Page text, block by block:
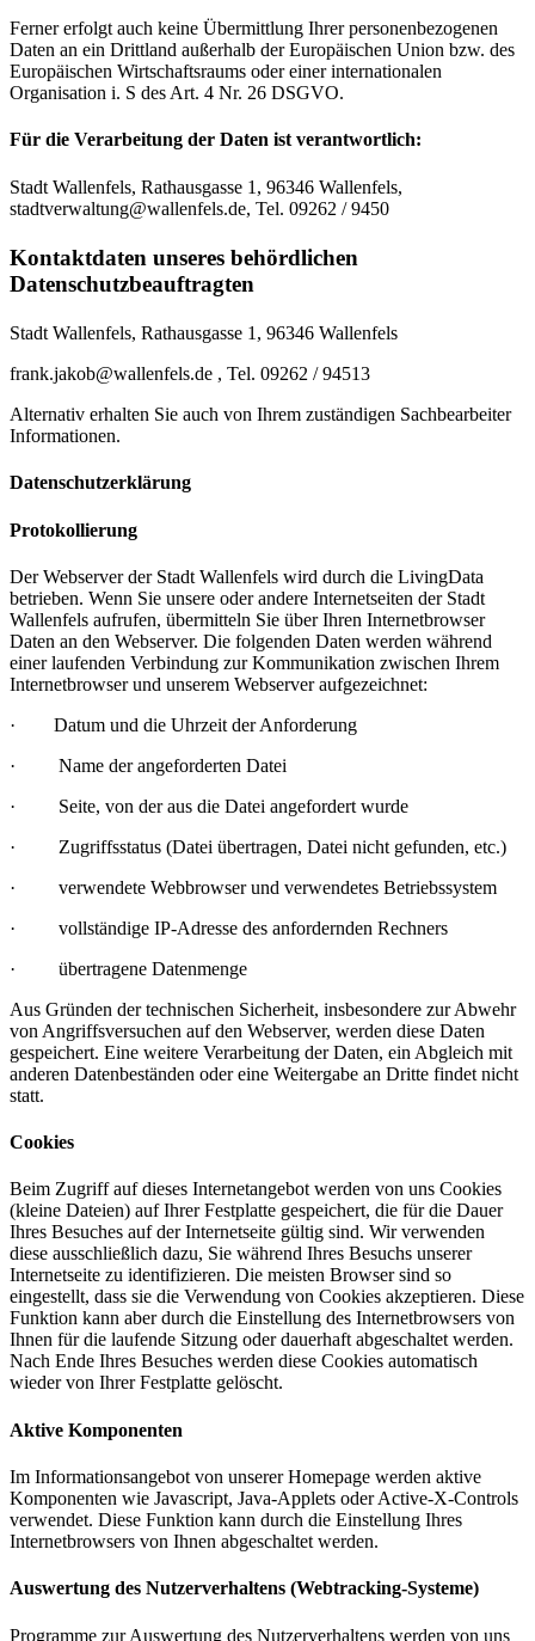
Ferner erfolgt auch keine Übermittlung Ihrer personenbezogenen
Daten an ein Drittland außerhalb der Europäischen Union bzw. des
Europäischen Wirtschaftsraums oder einer internationalen
Organisation i. S des Art. 4 Nr. 26 DSGVO.
Für die Verarbeitung der Daten ist verantwortlich:
Stadt Wallenfels, Rathausgasse 1, 96346 Wallenfels,
stadtverwaltung@wallenfels.de, Tel. 09262 / 9450
Kontaktdaten unseres behördlichen
Datenschutzbeauftragten
Stadt Wallenfels, Rathausgasse 1, 96346 Wallenfels
frank.jakob@wallenfels.de , Tel. 09262 / 94513
Alternativ erhalten Sie auch von Ihrem zuständigen Sachbearbeiter
Informationen.
Datenschutzerklärung
Protokollierung
Der Webserver der Stadt Wallenfels wird durch die LivingData
betrieben. Wenn Sie unsere oder andere Internetseiten der Stadt
Wallenfels aufrufen, übermitteln Sie über Ihren Internetbrowser
Daten an den Webserver. Die folgenden Daten werden während
einer laufenden Verbindung zur Kommunikation zwischen Ihrem
Internetbrowser und unserem Webserver aufgezeichnet:
· Datum und die Uhrzeit der Anforderung
· Name der angeforderten Datei
· Seite, von der aus die Datei angefordert wurde
· Zugriffsstatus (Datei übertragen, Datei nicht gefunden, etc.)
· verwendete Webbrowser und verwendetes Betriebssystem
· vollständige IP-Adresse des anfordernden Rechners
· übertragene Datenmenge
Aus Gründen der technischen Sicherheit, insbesondere zur Abwehr
von Angriffsversuchen auf den Webserver, werden diese Daten
gespeichert. Eine weitere Verarbeitung der Daten, ein Abgleich mit
anderen Datenbeständen oder eine Weitergabe an Dritte findet nicht
statt.
Cookies
Beim Zugriff auf dieses Internetangebot werden von uns Cookies
(kleine Dateien) auf Ihrer Festplatte gespeichert, die für die Dauer
Ihres Besuches auf der Internetseite gültig sind. Wir verwenden
diese ausschließlich dazu, Sie während Ihres Besuchs unserer
Internetseite zu identifizieren. Die meisten Browser sind so
eingestellt, dass sie die Verwendung von Cookies akzeptieren. Diese
Funktion kann aber durch die Einstellung des Internetbrowsers von
Ihnen für die laufende Sitzung oder dauerhaft abgeschaltet werden.
Nach Ende Ihres Besuches werden diese Cookies automatisch
wieder von Ihrer Festplatte gelöscht.
Aktive Komponenten
Im Informationsangebot von unserer Homepage werden aktive
Komponenten wie Javascript, Java-Applets oder Active-X-Controls
verwendet. Diese Funktion kann durch die Einstellung Ihres
Internetbrowsers von Ihnen abgeschaltet werden.
Auswertung des Nutzerverhaltens (Webtracking-Systeme)
Programme zur Auswertung des Nutzerverhaltens werden von uns